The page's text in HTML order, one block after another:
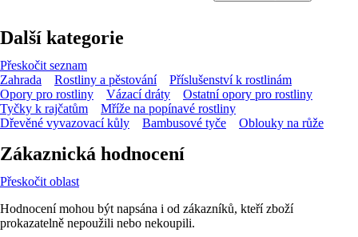
Další kategorie
Přeskočit seznam
Zahrada
Rostliny a pěstování
Příslušenství k rostlinám
Opory pro rostliny
Vázací dráty
Ostatní opory pro rostliny
Tyčky k rajčatům
Mříže na popínavé rostliny
Dřevěné vyvazovací kůly
Bambusové tyče Oblouky na růže
Zákaznická hodnocení
Přeskočit oblast
Hodnocení mohou být napsána i od zákazníků, kteří zboží
prokazatelně nepoužili nebo nekoupili.